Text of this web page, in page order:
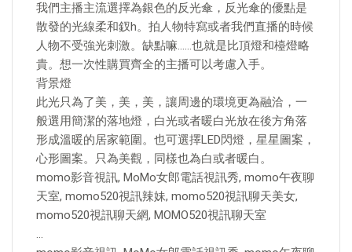
我們主播主流選擇為銀色的反光傘，反光傘的優點是
散發的光線柔和釵h。拍人物特寫或者我們直播的時候
人物不受強光刺激。缺點嘛……也就是比頂燈和檯燈略
貴。想一次性購買齊全的主播可以考慮入手。
背景燈
此光只為了美，美，美，讓周邊的環境更為融洽，一
般選用簡潔的落地燈，白光或者暖白光放在後方角落
形成溫暖的居家範圍。也可選擇LED閃燈，星星圖案，
心形圖案。只為美觀，同樣也為白或者暖白。
momo影音視訊, MoMo女郎電話視訊秀, momo午夜聊
天室, momo520視訊辣妹, momo520視訊聊天美女,
momo520視訊聊天網, MOMO520視訊聊天室
…